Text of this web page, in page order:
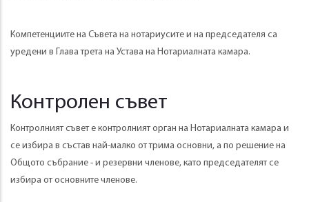
Компетенциите на Съвета на нотариусите и на председателя са
уредени в Глава трета на Устава на Нотариалната камара.
Контролен съвет
Контролният съвет е контролният орган на Нотариалната камара и
се избира в състав най-малко от трима основни, а по решение на
Общото събрание - и резервни членове, като председателят се
избира от основните членове.